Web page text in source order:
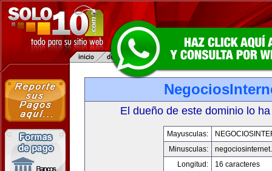
El dueño de este dominio lo
Mayusculas:
Minusculas:
Longitud:
16 caracteres